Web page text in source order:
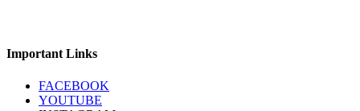
Important Links
FACEBOOK
YOUTUBE